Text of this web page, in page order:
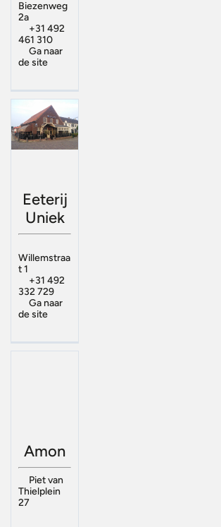
Biezenweg
2a
+31 492
461 310
Ga naar
de site
Eeterij
Uniek
Willemstraa
t 1
+31 492
332 729
Ga naar
de site
Amon
Piet van
Thielplein
27